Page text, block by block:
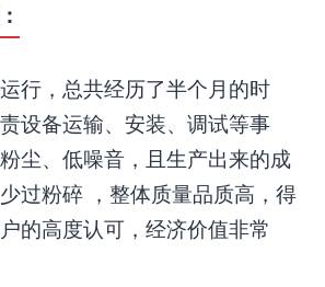
行，总共经历了半个月的时
设备运输、安装、调试等事
尘、低噪音，且生产出来的成
过粉碎 ，整体质量品质高，得
的高度认可，经济价值非常